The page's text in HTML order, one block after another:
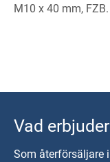
M10 x 40 mm, FZB.
Vad
Som återförsäljare